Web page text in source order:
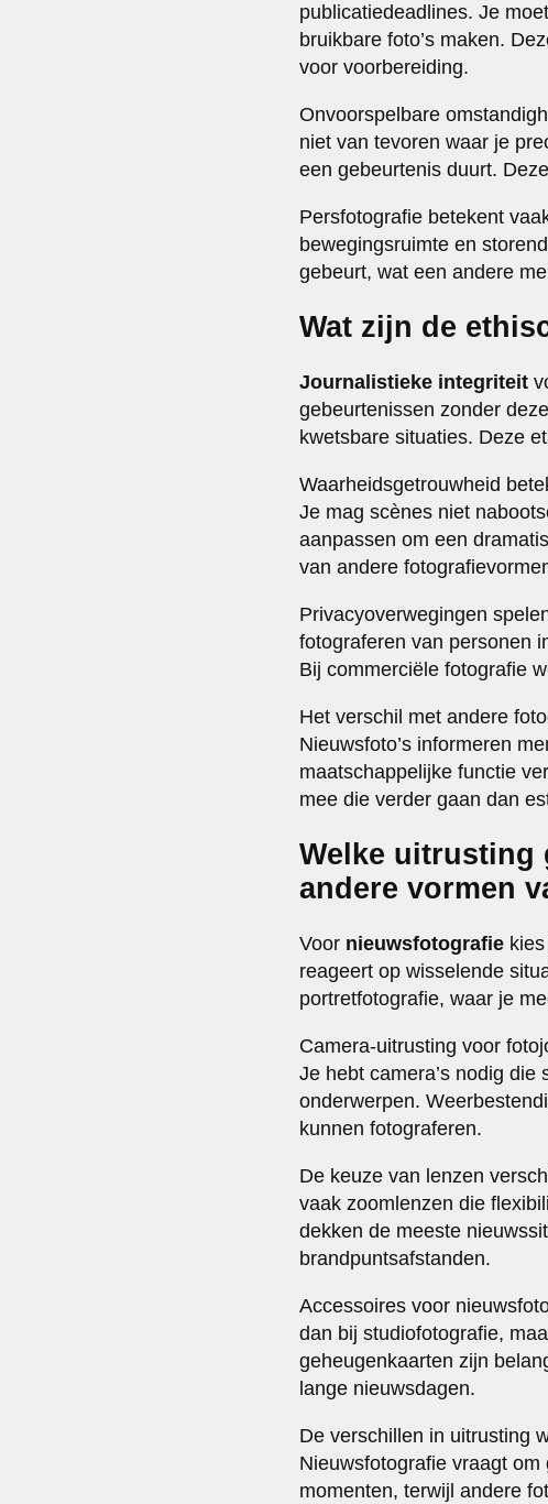
publicatiedeadlines. Je
bruikbare foto’s maken.
voor voorbereiding.
Onvoorspelbare
niet van tevoren waar je
een gebeurtenis duurt.
Persfotografie betekent
bewegingsruimte en
gebeurt, wat een andere
Wat zijn de
Journalistieke integriteit
gebeurtenissen zonder
kwetsbare situaties. Deze
Waarheidsgetrouwheid
Je mag scènes niet
aanpassen om een
van andere
Privacyoverwegingen
fotograferen van personen
Bij commerciële fotografie
Het verschil met andere
Nieuwsfoto’s informeren
maatschappelijke functie
mee die verder gaan dan
Welke uitrusting
andere vormen
Voor nieuwsfotografie
reageert op wisselende
portretfotografie, waar je
Camera-uitrusting voor
Je hebt camera’s nodig
onderwerpen.
kunnen fotograferen.
De keuze van lenzen
vaak zoomlenzen die
dekken de meeste
brandpuntsafstanden.
Accessoires voor
dan bij studiofotografie,
geheugenkaarten zijn
lange nieuwsdagen.
De verschillen in uitrusting
Nieuwsfotografie vraagt
momenten, terwijl andere